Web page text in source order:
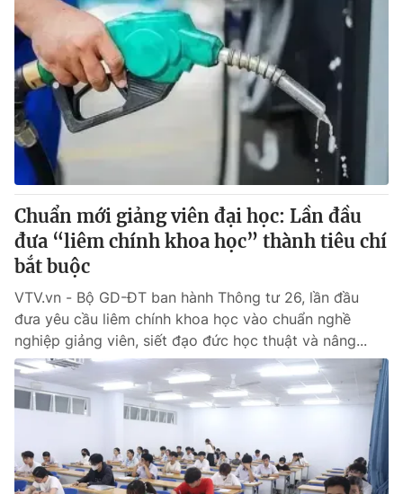
Chuẩn mới giảng viên đại học: Lần đầu
đưa “liêm chính khoa học” thành tiêu chí
bắt buộc
VTV.vn - Bộ GD-ĐT ban hành Thông tư 26, lần đầu
đưa yêu cầu liêm chính khoa học vào chuẩn nghề
nghiệp giảng viên, siết đạo đức học thuật và nâng...